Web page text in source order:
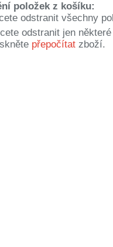
položek z košíku:
odstranit všechny
odstranit jen
přepočítat zboží.